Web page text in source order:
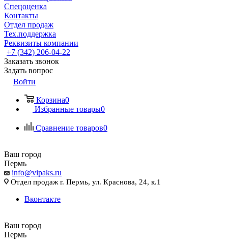
Спецоценка
Контакты
Отдел продаж
Тех.поддержка
Реквизиты компании
+7 (342) 206-04-22
Заказать звонок
Задать вопрос
Войти
Корзина0
Избранные товары0
Сравнение товаров0
Ваш город
Пермь
info@vipaks.ru
Отдел продаж г. Пермь, ул. Краснова, 24, к.1
Вконтакте
Ваш город
Пермь